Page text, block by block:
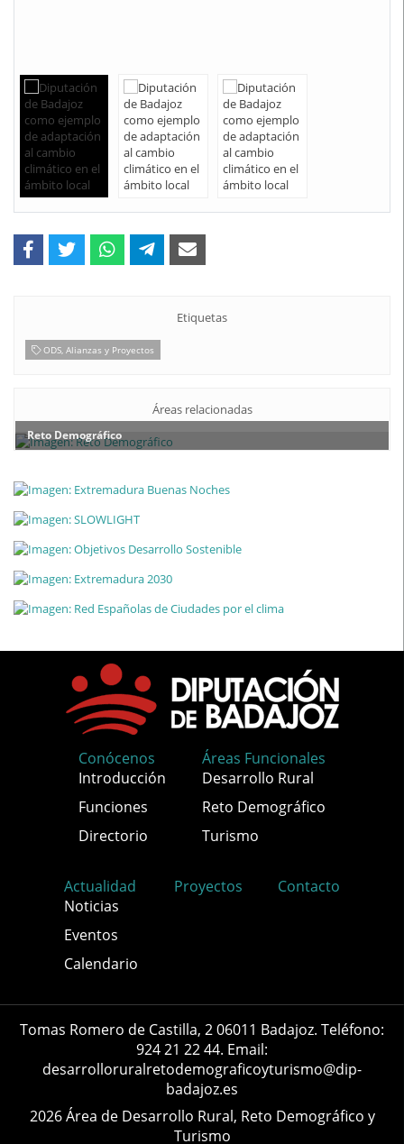
Etiquetas
ODS, Alianzas y Proyectos
Áreas relacionadas
Reto Demográfico
Conócenos
Introducción
Funciones
Directorio
Áreas Funcionales
Desarrollo Rural
Reto Demográfico
Turismo
Actualidad
Noticias
Eventos
Calendario
Proyectos Contacto
Tomas Romero de Castilla, 2 06011 Badajoz. Teléfono:
924 21 22 44. Email:
desarrolloruralretodemograficoyturismo@dip-
badajoz.es
2026 Área de Desarrollo Rural, Reto Demográfico y
Turismo